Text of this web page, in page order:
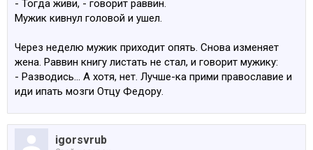
- Тогда живи, - говорит раввин.
Мужик кивнул головой и ушел.
Через неделю мужик приходит опять. Снова изменяет
жена. Раввин книгу листать не стал, и говорит мужику:
- Разводись... А хотя, нет. Лучше-ка прими православие и
иди ипать мозги Отцу Федору.
igorsvrub